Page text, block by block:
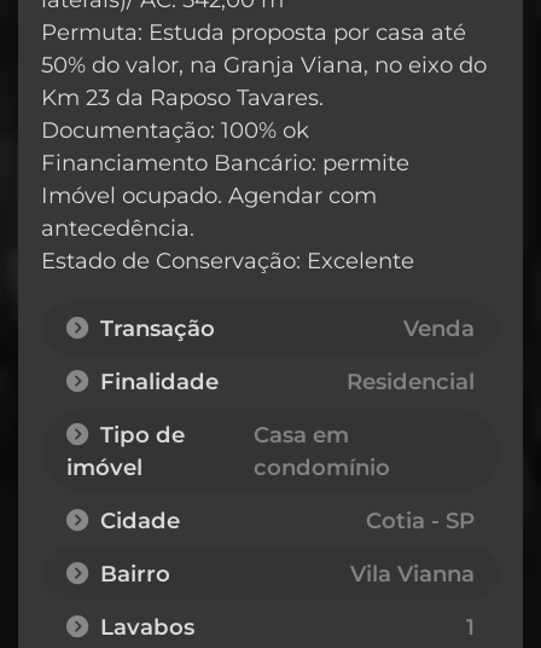
Permuta: Estuda proposta por casa até
50% do valor, na Granja Viana, no eixo do
Km 23 da Raposo Tavares.
Documentação: 100% ok
Financiamento Bancário: permite
Imóvel ocupado. Agendar com
antecedência.
Estado de Conservação: Excelente
Transação
Venda
Finalidade
Residencial
Tipo de
imóvel
Casa em
condomínio
Cidade
Cotia - SP
Bairro
Vila Vianna
Lavabos
1